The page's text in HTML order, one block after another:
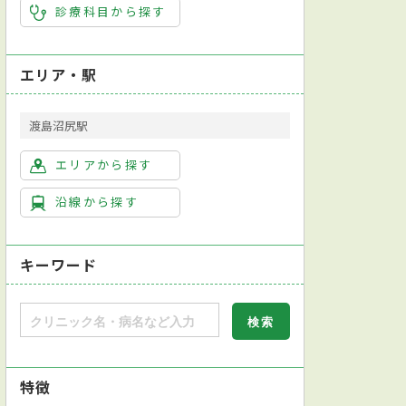
診療科目から探す
エリア・駅
渡島沼尻駅
エリアから探す
沿線から探す
キーワード
特徴